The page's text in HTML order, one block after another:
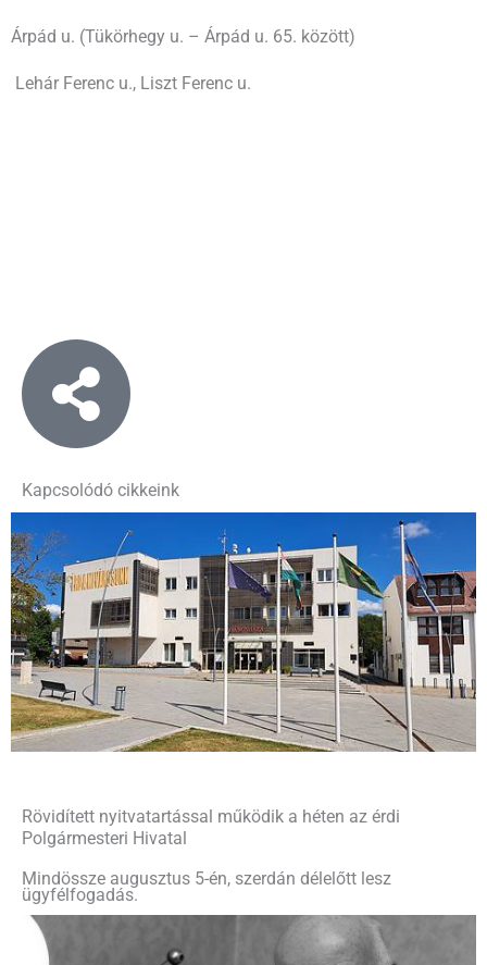
Árpád u. (Tükörhegy u. – Árpád u. 65. között)
Lehár Ferenc u., Liszt Ferenc u.
Kapcsolódó cikkeink
Rövidített nyitvatartással működik a héten az érdi
Polgármesteri Hivatal
Mindössze augusztus 5-én, szerdán délelőtt lesz
ügyfélfogadás.